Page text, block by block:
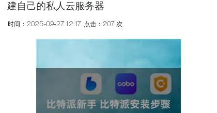
建自己的私人云服务器
时间：2025-09-27 12:17 点击：207 次